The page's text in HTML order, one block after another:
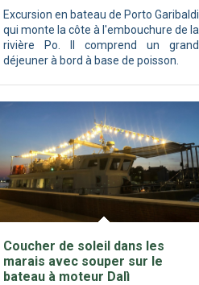
Excursion en bateau de Porto Garibaldi
qui monte la côte à l'embouchure de la
rivière Po. Il comprend un grand
déjeuner à bord à base de poisson.
Coucher de soleil dans les
marais avec souper sur le
bateau à moteur Dalì